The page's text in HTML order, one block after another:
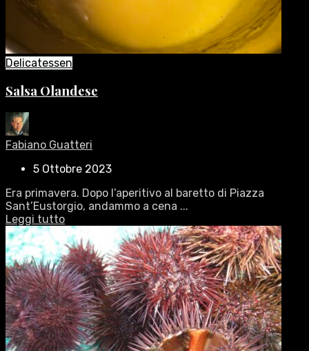
Delicatessen
Salsa Olandese
Fabiano Guatteri
5 Ottobre 2023
Era primavera. Dopo l’aperitivo al baretto di Piazza
Sant’Eustorgio, andammo a cena ...
Leggi tutto